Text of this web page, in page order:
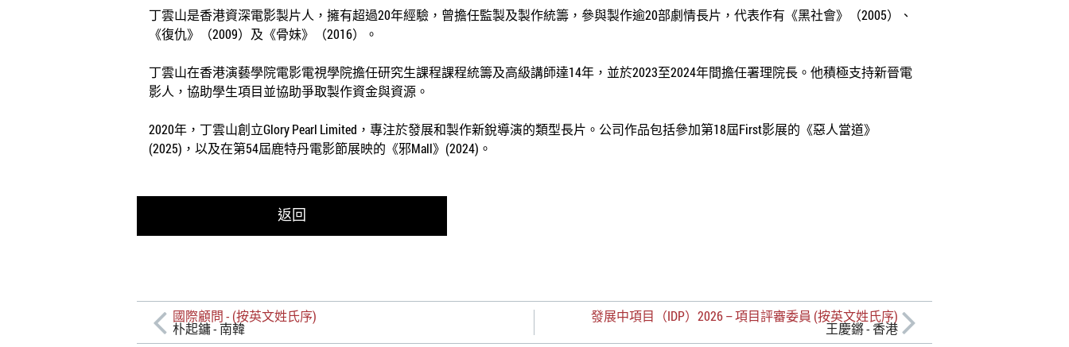
丁雲山是香港資深電影製片人，擁有超過20年經驗，曾擔任監製及製作統籌，參與製作逾20部劇情長片，代表作有《黑社會》（2005）、
《復仇》（2009）及《骨妹》（2016）。
丁雲山在香港演藝學院電影電視學院擔任研究生課程課程統籌及高級講師達14年，並於2023至2024年間擔任署理院長。他積極支持新晉電
影人，協助學生項目並協助爭取製作資金與資源。
2020年，丁雲山創立Glory Pearl Limited，專注於發展和製作新銳導演的類型長片。公司作品包括參加第18屆First影展的《惡人當道》
(2025)，以及在第54屆鹿特丹電影節展映的《邪Mall》(2024)。
返回
國際顧問 - (按英文姓氏序)
朴起鏞 - 南韓
發展中項目（IDP）2026 – 項目評審委員 (按英文姓氏序)
王慶鏘 - 香港